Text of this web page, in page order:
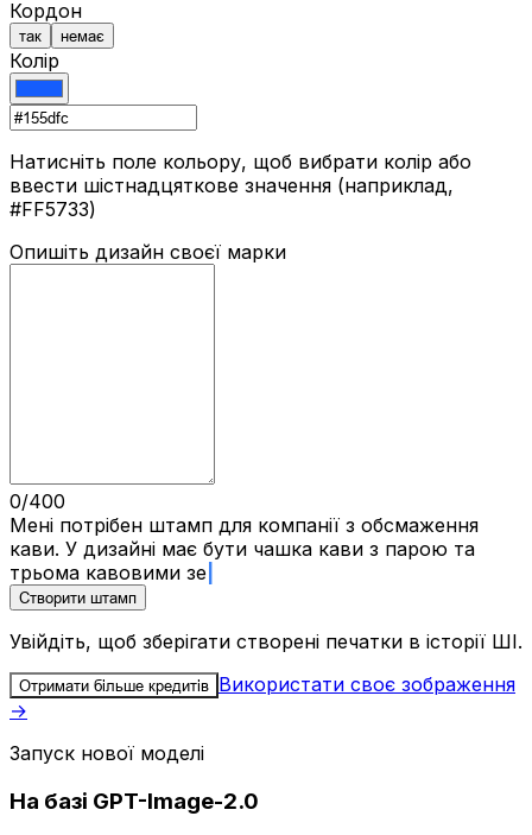
Кордон
так немає
Колір
Натисніть поле кольору, щоб вибрати колір або
ввести шістнадцяткове значення (наприклад,
#FF5733)
Опишіть дизайн своєї марки
0/400
Мені потрібен штамп для компанії з обсмаження
кави. У дизайні має бути чашка кави з парою та
трьома кавовими зернами всередин
Створити штамп
Увійдіть, щоб зберігати створені печатки в історії ШІ.
Отримати більше кредитів Використати своє зображення
→
Запуск нової моделі
На базі GPT-Image-2.0